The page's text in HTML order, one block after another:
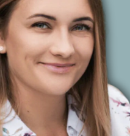
realizujemy zawsze na
z Tobą na każdym
Zrealizowaliśmy już ponad
Tworzymy ogrody